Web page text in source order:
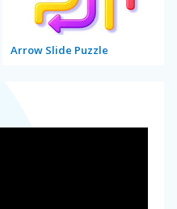
Arrow Slide Puzzle